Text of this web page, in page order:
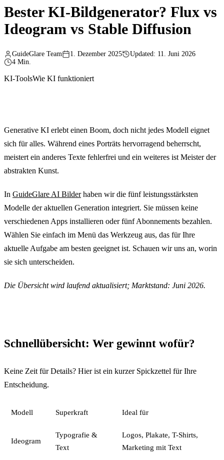
Bester KI-Bildgenerator? Flux vs
Ideogram vs Stable Diffusion
GuideGlare Team 1. Dezember 2025
Updated: 11. Juni 2026
4 Min.
KI-ToolsWie KI funktioniert
Generative KI erlebt einen Boom, doch nicht jedes Modell eignet
sich für alles. Während eines Porträts hervorragend beherrscht,
meistert ein anderes Texte fehlerfrei und ein weiteres ist Meister der
abstrakten Kunst.
In GuideGlare AI Bilderhaben wir die fünf leistungsstärksten
Modelle der aktuellen Generation integriert. Sie müssen keine
verschiedenen Apps installieren oder fünf Abonnements bezahlen.
Wählen Sie einfach im Menü das Werkzeug aus, das für Ihre
aktuelle Aufgabe am besten geeignet ist. Schauen wir uns an, worin
sie sich unterscheiden.
Die Übersicht wird laufend aktualisiert; Marktstand: Juni 2026.
Schnellübersicht: Wer gewinnt wofür?
Keine Zeit für Details? Hier ist ein kurzer Spickzettel für Ihre
Entscheidung.
Modell Superkraft Ideal für
Ideogram
Typografie &
Text
Logos, Plakate, T-Shirts,
Marketing mit Text